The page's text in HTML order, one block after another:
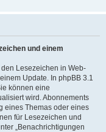
und einem
Lesezeichen in Web-
Update. In phpBB 3.1
können eine
wird. Abonnements
eines Themas oder eines
für Lesezeichen und
„Benachrichtigungen